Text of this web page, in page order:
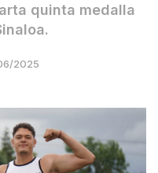
quinta medalla
2025